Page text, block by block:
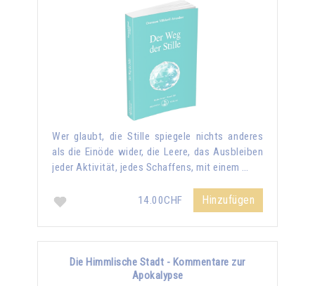
Wer glaubt, die Stille spiegele nichts anderes
als die Einöde wider, die Leere, das Ausbleiben
jeder Aktivität, jedes Schaffens, mit einem …
14.00CHF Hinzufügen
Die Himmlische Stadt - Kommentare zur
Apokalypse